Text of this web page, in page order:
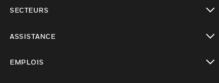
SECTEURS
ASSISTANCE
EMPLOIS